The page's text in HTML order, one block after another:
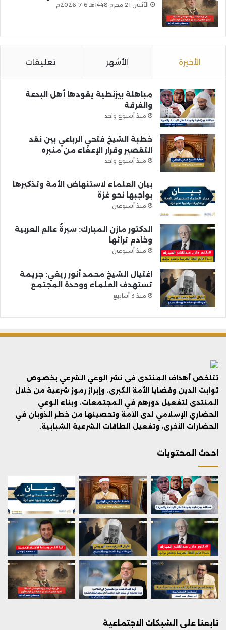
الأثنين 21 محرم 1448هـ 6-7-2026م
الأخيرة الأشهر تعليقات
مباهلة بيزنطية يقودها أهل البدعة
والفرقة
منذ أسبوع واحد
خطبة الشيخ فتحي الرباعي بين نقد
التقصير وقرار الإعفاء من منبره
منذ أسبوع واحد
بيان العلماء لاستنهاض الأمة وتذكيرها
بواجبها نحو غزة
منذ أسبوعين
الدكتور مازن المبارك: سيرةُ عالمِ العربية
وخادمِ تراثها
منذ أسبوعين
اغتيال الشيخ محمد أنور ريغي: جريمة
تستهدف العلماء ووحدة المجتمع
منذ 3 أسابيع
تتلخص أهداف المنتدى فى نشر الوعي الشرعي بخصوص
ثوابت الدين وقضايا الأمة الكبرى، وإبراز رموز شرعية من خلال
المنتدى لتفعيل دورهم في المجتمعات، وبناء الوعي
الحضاري الإسلامي لدى الأمة وتحصينها من خطر الذوبان في
الحضارات الأخرى، وتفعيل الطاقات الشرعية الشبابية.
احدث المحتويات
تابعنا على الشبكات الاجتماعية